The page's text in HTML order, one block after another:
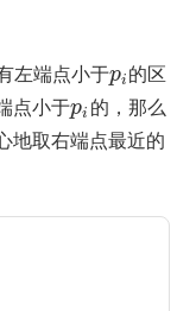
左端点小于pi 的区
点小于pi 的，那么
地取右端点最近的